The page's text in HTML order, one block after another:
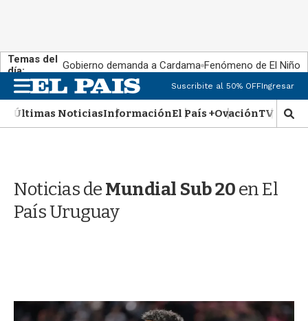
Temas del
día:
Gobierno demanda a Cardama Fenómeno de El Niño
M
e
n
u
Suscribite al 50% OFFIngresar
Últimas NoticiasInformaciónEl País +OvaciónTV Show
M
o
d
Noticias deMundial Sub 20en El
País Uruguay